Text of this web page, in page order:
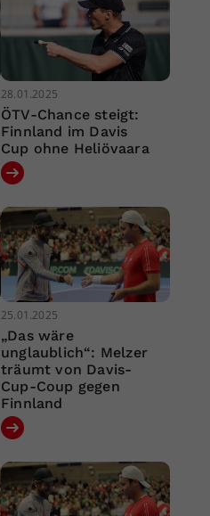
28.01.2025
ÖTV-Chance steigt:
Finnland im Davis
Cup ohne Heliövaara
25.01.2025
„Das wäre
unglaublich“: Melzer
träumt von Davis-
Cup-Coup gegen
Finnland